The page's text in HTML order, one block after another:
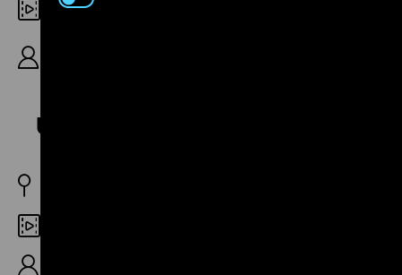
35mm
Unser Doktor